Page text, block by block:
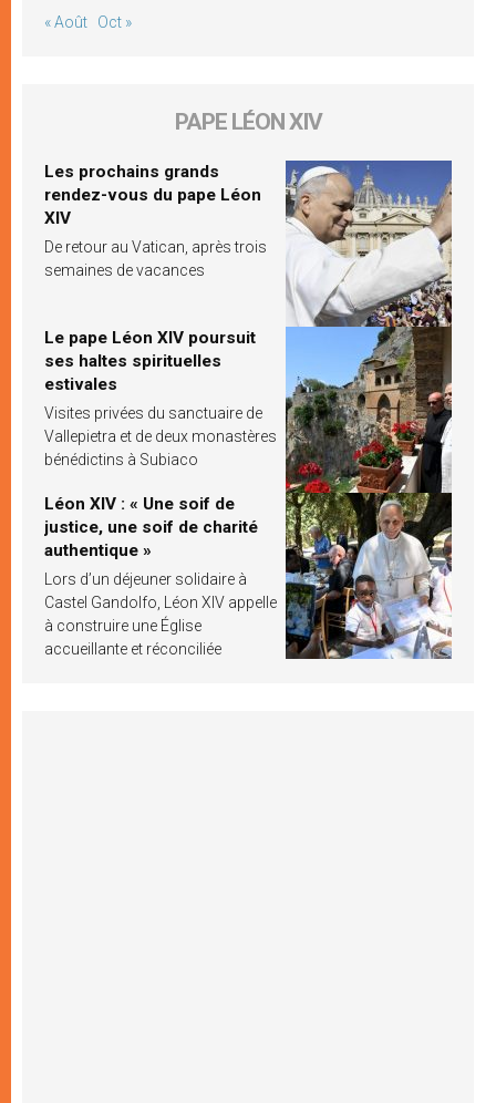
« Août Oct »
PAPE LÉON XIV
Les prochains grands
rendez-vous du pape Léon
XIV
De retour au Vatican, après trois
semaines de vacances
Le pape Léon XIV poursuit
ses haltes spirituelles
estivales
Visites privées du sanctuaire de
Vallepietra et de deux monastères
bénédictins à Subiaco
Léon XIV : « Une soif de
justice, une soif de charité
authentique »
Lors d’un déjeuner solidaire à
Castel Gandolfo, Léon XIV appelle
à construire une Église
accueillante et réconciliée